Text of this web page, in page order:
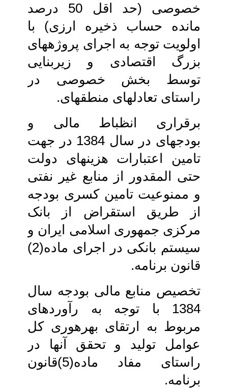
خصوصی‏ (حد اقل 50 درصد
مانده حساب ذخیره ارزی) با
اولویت توجه به اجرای پروژه‏های
بزرگ‏ اقتصادی و زیربنایی
توسط بخش خصوصی در
راستای تعادل‏های منطقه‏ای.
برقراری انظباط مالی و
بودجه‏ای در سال 1384 در جهت
تامین اعتبارات هزینه‏ای‏ دولت
حتی المقدور از منابع غیر نفتی
و ممنوعیت تامین کسری بودجه
از طریق‏ استقراض از بانک
مرکزی جمهوری اسلامی‏ ایران و
سیستم بانکی در اجرای ماده(2)
قانون برنامه.
تخصیص منابع مالی بودجه سال
1384 با توجه به رآوردهای
مربوط به ارتقای‏ بهره‏وری کل
عوامل تولید و تحقق آنها در
راستای مفاد ماده(5)قانون
برنامه.